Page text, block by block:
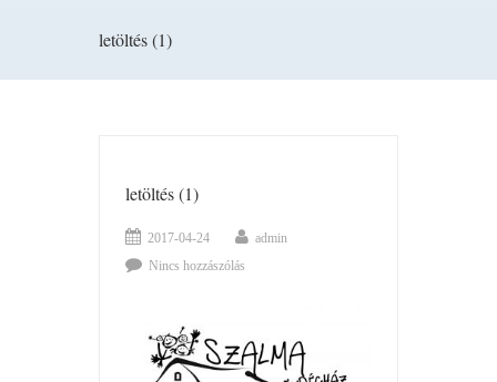
letöltés (1)
letöltés (1)
2017-04-24
admin
Nincs hozzászólás